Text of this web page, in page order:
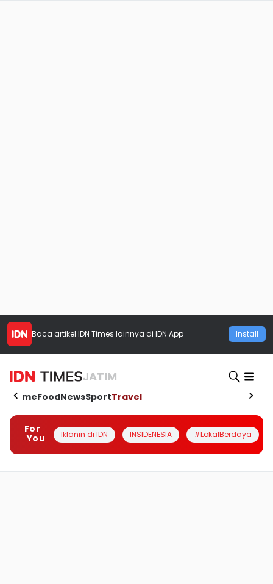
Baca artikel IDN Times lainnya di IDN App Install
JATIM
HomeFoodNewsSportTravel
For
You
Iklanin di IDN INSIDENESIA #LokalBerdaya